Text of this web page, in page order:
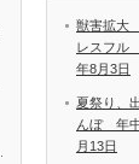
獣害拡大
レスフ
年8月3日
夏祭り、
んぼ 年
月13日